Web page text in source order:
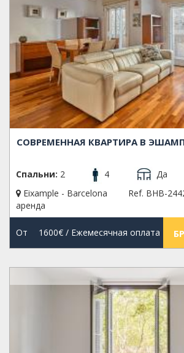
СОВРЕМЕННАЯ КВАРТИРА В
Спальни: 2 4 Да
Eixample - Barcelona
Ref. BHB-
аренда
От 1600€/ Ежемесячная оплата